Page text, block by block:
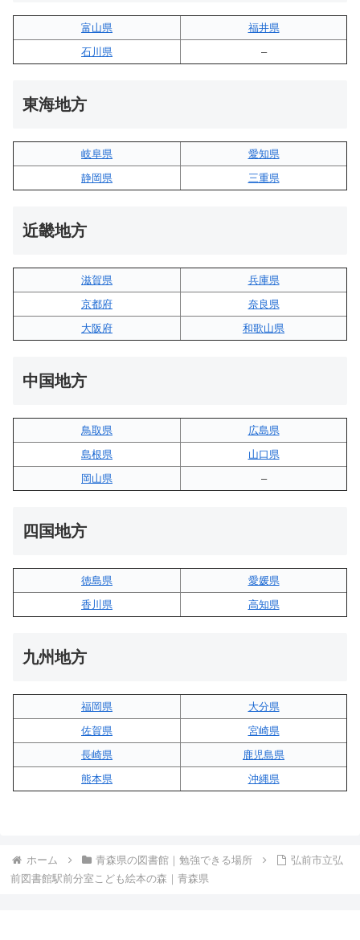
富山県
福井県
石川県
–
東海地方
岐阜県
愛知県
静岡県
三重県
近畿地方
滋賀県
兵庫県
京都府
奈良県
大阪府
和歌山県
中国地方
鳥取県
広島県
島根県
山口県
岡山県
–
四国地方
徳島県
愛媛県
香川県
高知県
九州地方
福岡県
大分県
佐賀県
宮崎県
長崎県
鹿児島県
熊本県
沖縄県
ホーム 青森県の図書館｜勉強できる場所
弘前市立弘
前図書館駅前分室こども絵本の森｜青森県